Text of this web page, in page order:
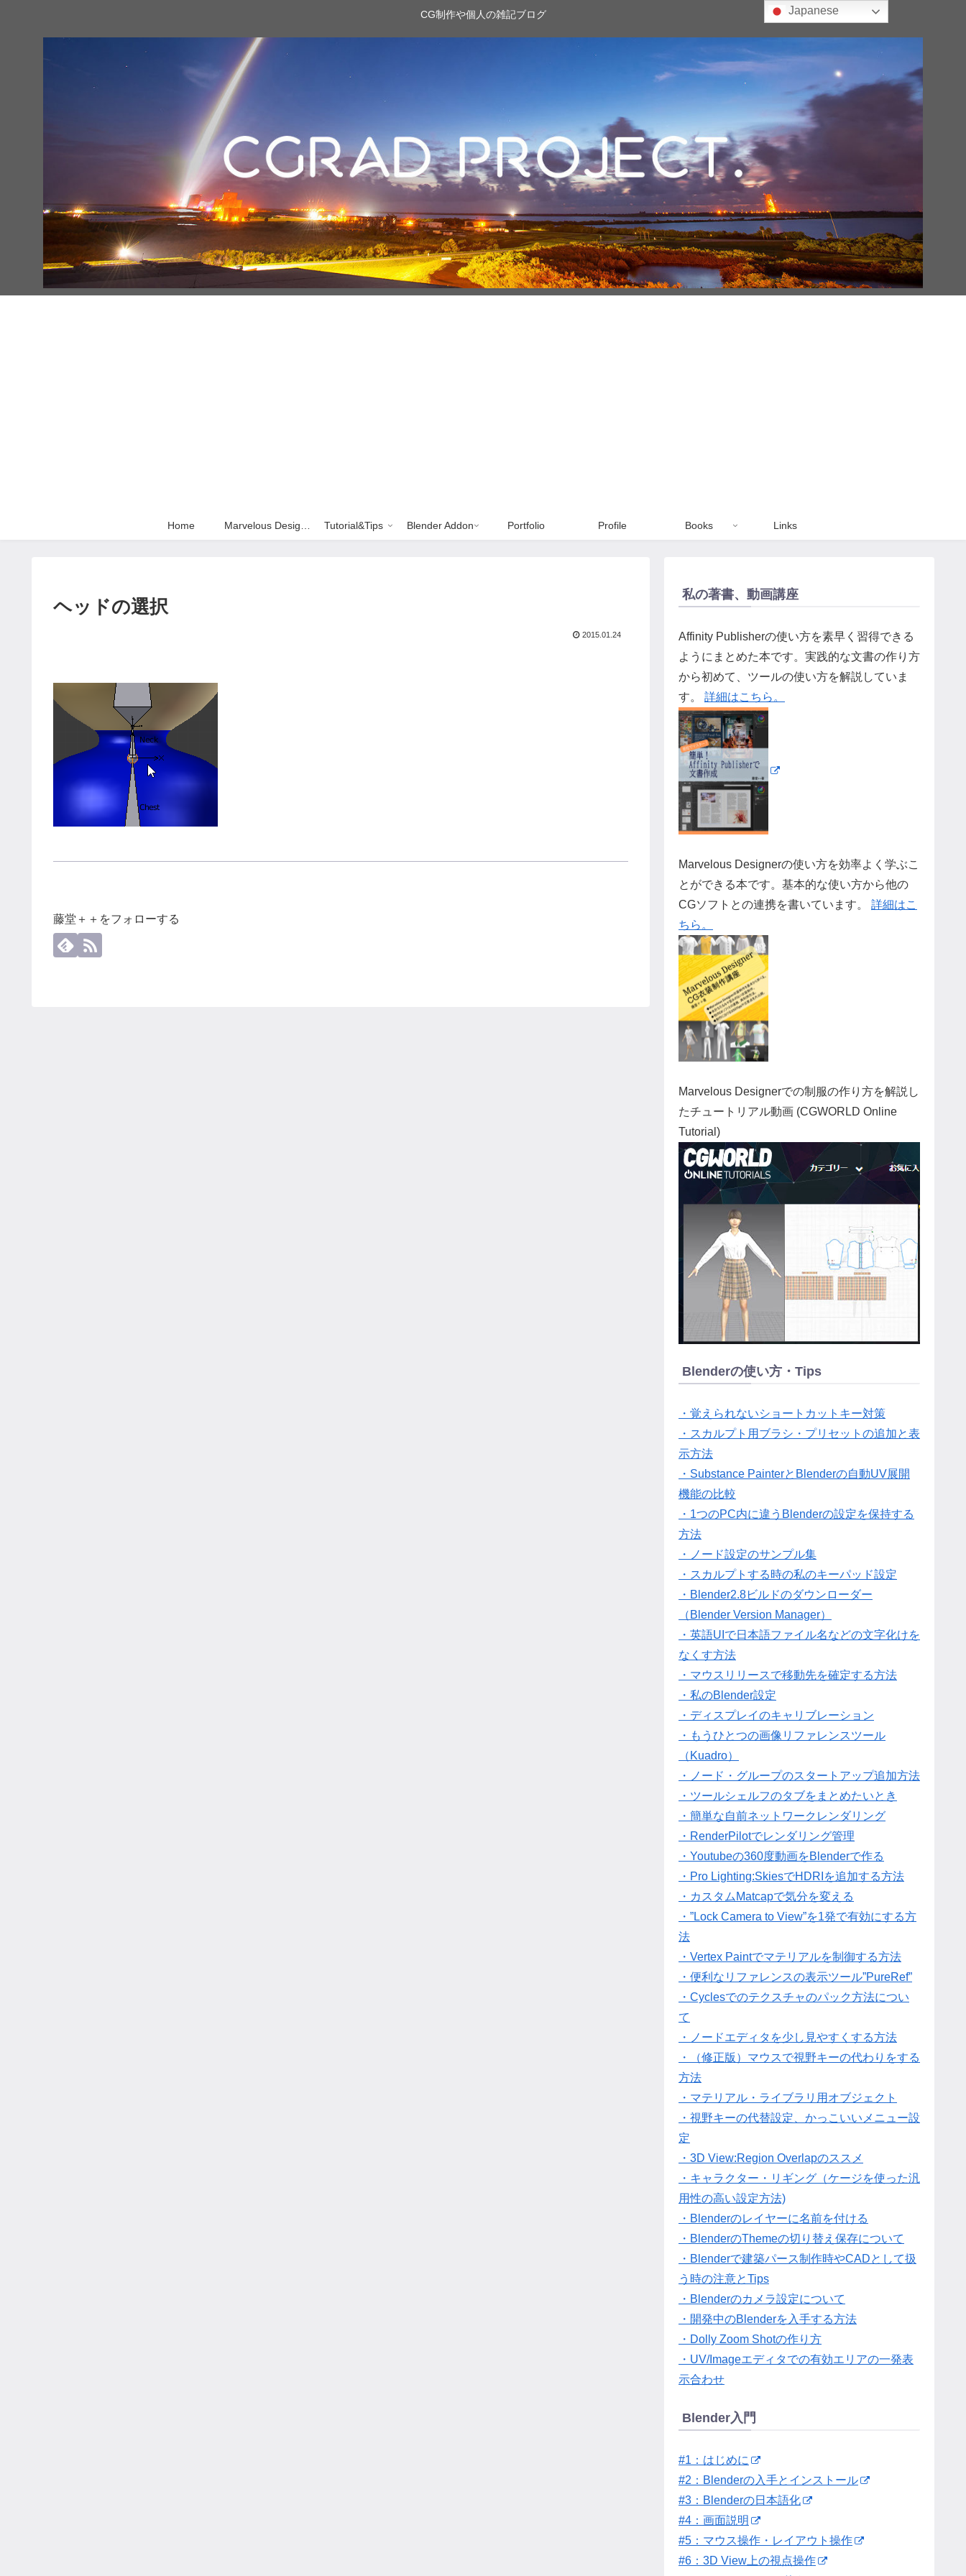
CG制作や個人の雑記ブログ
Home Tutorial&Tips Blender Addon Portfolio Profile Books Links
ヘッドの選択
2015.01.24
藤堂＋＋をフォローする
私の著書、動画講座
Affinity Publisherの使い方を素早く習得できる
ようにまとめた本です。実践的な文書の作り方
から初めて、ツールの使い方を解説していま
す。 詳細はこちら。
Marvelous Designerの使い方を効率よく学ぶこ
とができる本です。基本的な使い方から他の
CGソフトとの連携を書いています。 詳細はこ
ちら。
Marvelous Designerでの制服の作り方を解説し
たチュートリアル動画 (CGWORLD Online
Tutorial)
Blenderの使い方・Tips
・覚えられないショートカットキー対策
・スカルプト用ブラシ・プリセットの追加と表
示方法
・Substance PainterとBlenderの自動UV展開
機能の比較
・1つのPC内に違うBlenderの設定を保持する
方法
・ノード設定のサンプル集
・スカルプトする時の私のキーパッド設定
・Blender2.8ビルドのダウンローダー
（Blender Version Manager）
・英語UIで日本語ファイル名などの文字化けを
なくす方法
・マウスリリースで移動先を確定する方法
・私のBlender設定
・ディスプレイのキャリブレーション
・もうひとつの画像リファレンスツール
（Kuadro）
・ノード・グループのスタートアップ追加方法
・ツールシェルフのタブをまとめたいとき
・簡単な自前ネットワークレンダリング
・RenderPilotでレンダリング管理
・Youtubeの360度動画をBlenderで作る
・Pro Lighting:SkiesでHDRIを追加する方法
・カスタムMatcapで気分を変える
・”Lock Camera to View”を1発で有効にする方
法
・Vertex Paintでマテリアルを制御する方法
・便利なリファレンスの表示ツール”PureRef”
・Cyclesでのテクスチャのパック方法につい
て
・ノードエディタを少し見やすくする方法
・（修正版）マウスで視野キーの代わりをする
方法
・マテリアル・ライブラリ用オブジェクト
・視野キーの代替設定、かっこいいメニュー設
定
・3D View:Region Overlapのススメ
・キャラクター・リギング（ケージを使った汎
用性の高い設定方法)
・Blenderのレイヤーに名前を付ける
・BlenderのThemeの切り替え保存について
・Blenderで建築パース制作時やCADとして扱
う時の注意とTips
・Blenderのカメラ設定について
・開発中のBlenderを入手する方法
・Dolly Zoom Shotの作り方
・UV/Imageエディタでの有効エリアの一発表
示合わせ
Blender入門
#1：はじめに
#2：Blenderの入手とインストール
#3：Blenderの日本語化
#4：画面説明
#5：マウス操作・レイアウト操作
#6：3D View上の視点操作
Japanese